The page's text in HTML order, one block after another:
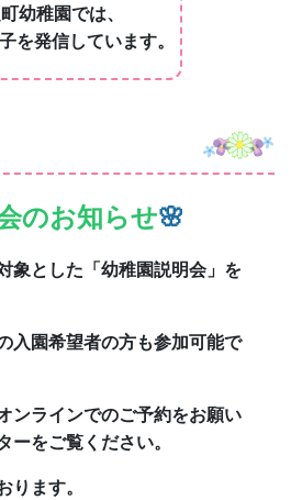
入園希望者の方も参加可能で
ーをご覧ください。
０日（木）１０時～１１時
ホール